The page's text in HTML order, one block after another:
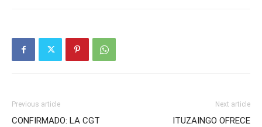
Previous article
CONFIRMADO: LA CGT
Next article
ITUZAINGO OFRECE